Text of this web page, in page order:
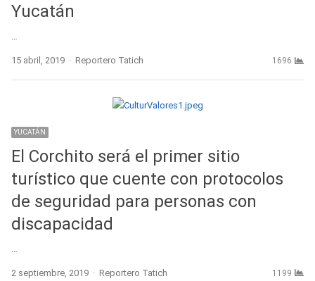
Yucatán
15 abril, 2019 Author
Reportero Tatich 1696
YUCATÁN
El Corchito será el primer sitio
turístico que cuente con protocolos
de seguridad para personas con
discapacidad
2 septiembre, 2019 Author
Reportero Tatich 1199